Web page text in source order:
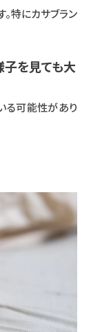
特にカサブラン
子を見ても大
る可能性があり